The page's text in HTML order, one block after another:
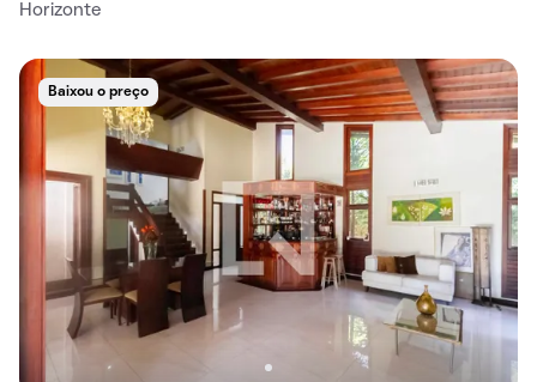
Horizonte
Baixou o preço